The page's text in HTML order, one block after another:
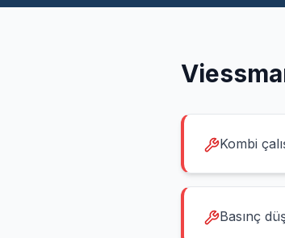
Kombi
Basınç